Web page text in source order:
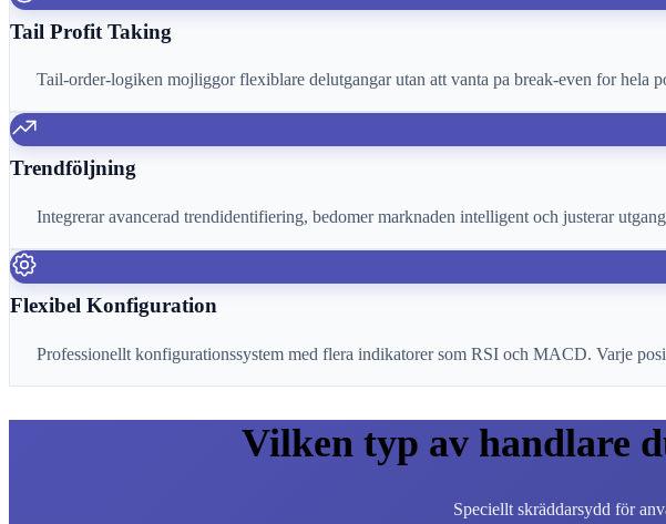
Tail Profit Taking
Tail-order-logiken mojliggor flexiblare delutgangar utan att vanta pa break-even for hela
Trendföljning
Integrerar avancerad trendidentifiering, bedomer marknaden intelligent och justerar
Flexibel Konfiguration
Professionellt konfigurationssystem med flera indikatorer som RSI och MACD. Varje
Vilken typ av handlare
Speciellt skräddarsydd för